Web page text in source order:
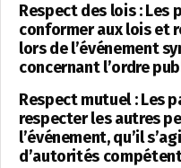
Respect des lois :
conformer aux lois et
lors de l’événement
concernant l’ordre
Respect mutuel : Les
respecter les autres
l’événement, qu’il
d’autorités